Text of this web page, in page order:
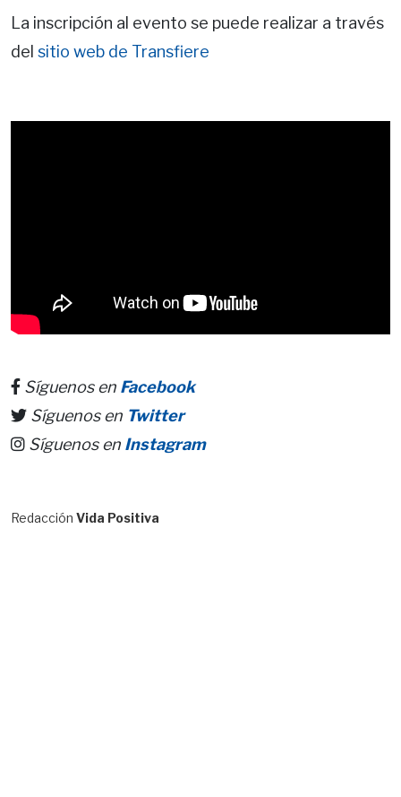
La inscripción al evento se puede realizar a través
del sitio web de Transfiere
Síguenos en Facebook
Síguenos en Twitter
Síguenos en Instagram
Redacción Vida Positiva